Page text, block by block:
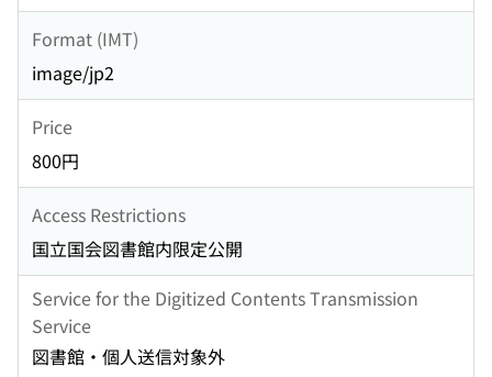
Format (IMT)
image/jp2
Price
800円
Access Restrictions
国立国会図書館内限定公開
Service for the Digitized Contents Transmission
Service
図書館・個人送信対象外